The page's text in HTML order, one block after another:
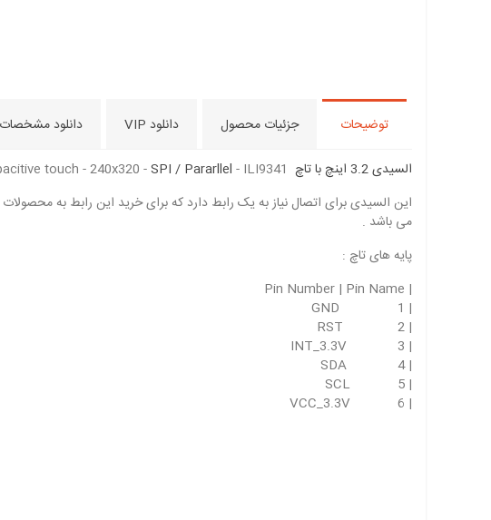
توضیحات جزئیات محصول دانلود VIP دانلود
السیدی 3.2 اینچ با تاچ touch - 240x320 -SPI / Pararllel - ILI9341
این السیدی برای اتصال نیاز به یک رابط دارد که برای خرید این رابط به
می باشد .
پایه های تاچ :
| Pin Number | Pin Name
| 1 GND
| 2 RST
| 3 INT_3.3V
| 4 SDA
| 5 SCL
| 6 VCC_3.3V